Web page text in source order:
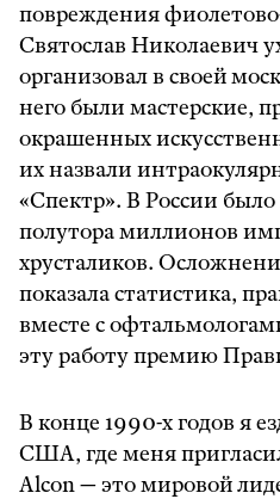
повреждения
Святослав Николаевич
организовал в своей
него были мастерские,
окрашенных
их назвали
«Спектр». В России
полутора миллионов
хрусталиков.
показала статистика,
вместе с
эту работу премию
В конце 1990-х годов я
США, где меня
Alсon — это мировой